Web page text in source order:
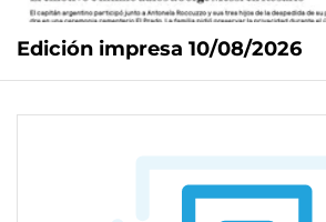
Edición impresa 10/08/2026